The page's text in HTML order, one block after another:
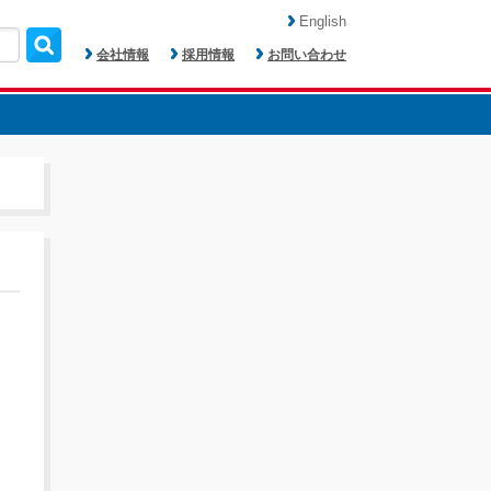
会社情報 採用情報 お問い合わせ
English